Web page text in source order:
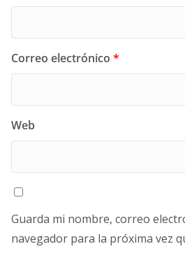
Correo electrónico *
Web
Guarda mi nombre, correo
navegador para la próxima vez